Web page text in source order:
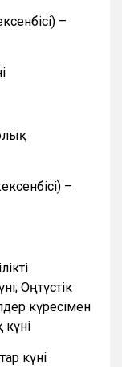
–
–
Оңтүстік
күресімен
күні